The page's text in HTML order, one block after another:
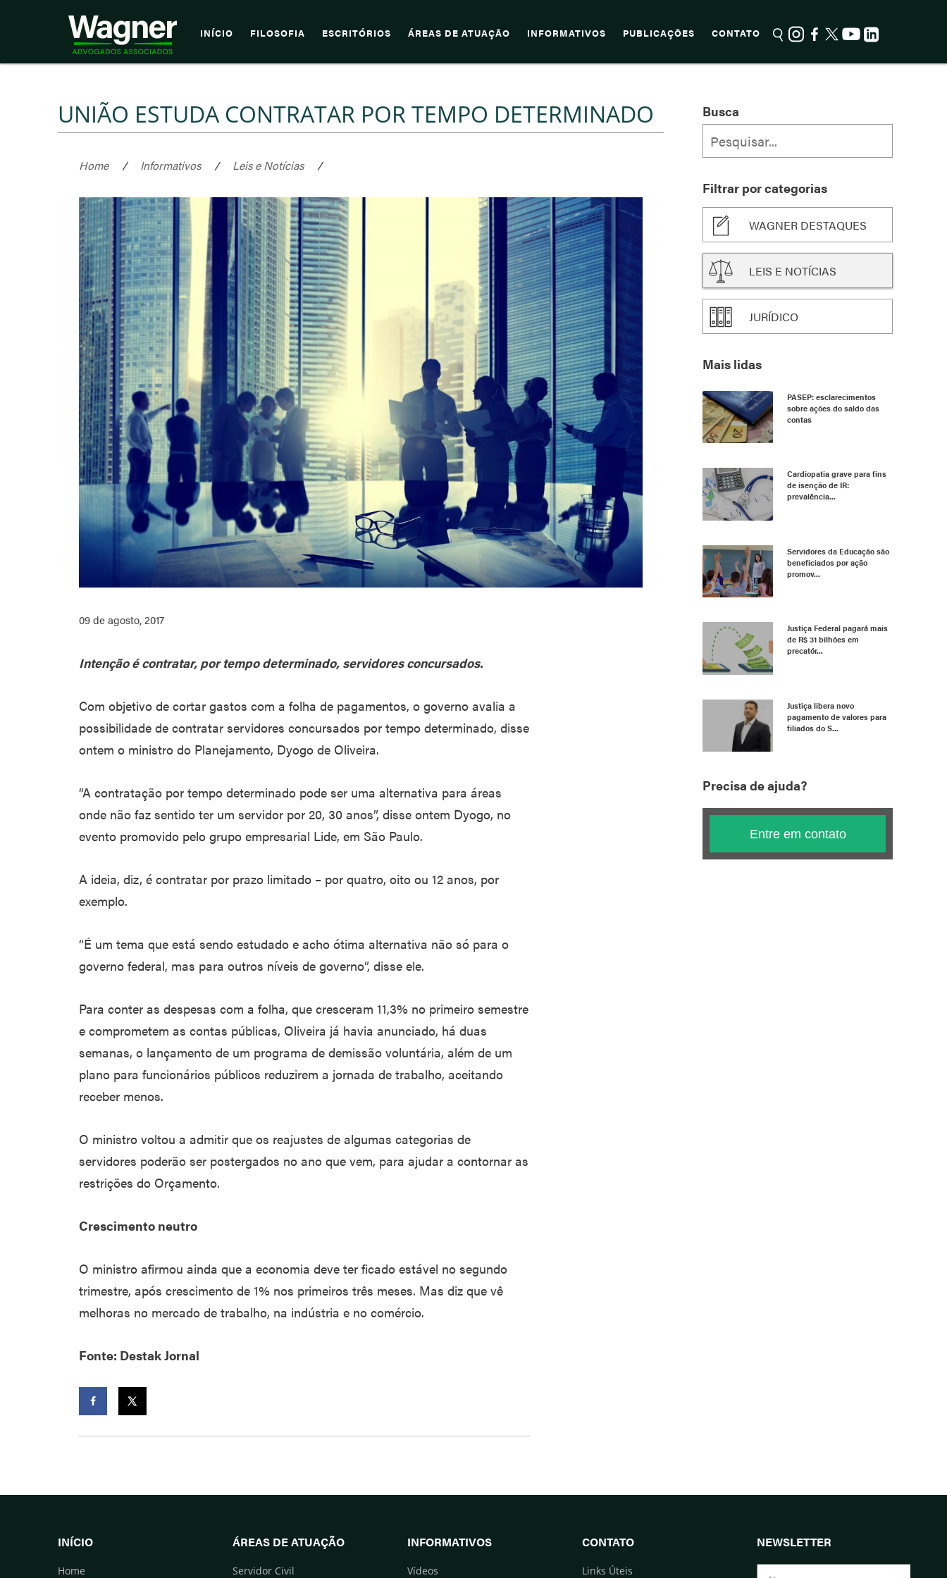
INÍCIO FILOSOFIA ESCRITÓRIOS ÁREAS DE ATUAÇÃO INFORMATIVOS PUBLICAÇÕES CONTATO
UNIÃO ESTUDA CONTRATAR POR TEMPO DETERMINADO
Home / Informativos / Leis e Notícias /
09 de agosto, 2017
Intenção é contratar, por tempo determinado, servidores concursados.
Com objetivo de cortar gastos com a folha de pagamentos, o governo avalia a
possibilidade de contratar servidores concursados por tempo determinado, disse
ontem o ministro do Planejamento, Dyogo de Oliveira.
“A contratação por tempo determinado pode ser uma alternativa para áreas
onde não faz sentido ter um servidor por 20, 30 anos”, disse ontem Dyogo, no
evento promovido pelo grupo empresarial Lide, em São Paulo.
A ideia, diz, é contratar por prazo limitado – por quatro, oito ou 12 anos, por
exemplo.
“É um tema que está sendo estudado e acho ótima alternativa não só para o
governo federal, mas para outros níveis de governo”, disse ele.
Para conter as despesas com a folha, que cresceram 11,3% no primeiro semestre
e comprometem as contas públicas, Oliveira já havia anunciado, há duas
semanas, o lançamento de um programa de demissão voluntária, além de um
plano para funcionários públicos reduzirem a jornada de trabalho, aceitando
receber menos.
O ministro voltou a admitir que os reajustes de algumas categorias de
servidores poderão ser postergados no ano que vem, para ajudar a contornar as
restrições do Orçamento.
Crescimento neutro
O ministro afirmou ainda que a economia deve ter ficado estável no segundo
trimestre, após crescimento de 1% nos primeiros três meses. Mas diz que vê
melhoras no mercado de trabalho, na indústria e no comércio.
Fonte: Destak Jornal
Busca
Filtrar por categorias
WAGNER DESTAQUES
LEIS E NOTÍCIAS
JURÍDICO
Mais lidas
PASEP: esclarecimentos
sobre ações do saldo das
contas
Cardiopatia grave para fins
de isenção de IR:
prevalência...
Servidores da Educação são
beneficiados por ação
promov...
Justiça Federal pagará mais
de R$ 31 bilhões em
precatór...
Justiça libera novo
pagamento de valores para
filiados do S...
Precisa de ajuda?
Entre em contato
INÍCIO
Home
ÁREAS DE ATUAÇÃO
Servidor Civil
INFORMATIVOS
Vídeos
CONTATO
Links Úteis
NEWSLETTER